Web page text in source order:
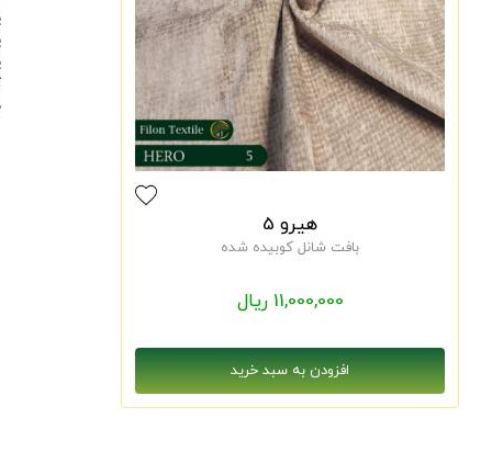
هیرو 5
بافت شانل کوبیده شده
11,000,000 ریال